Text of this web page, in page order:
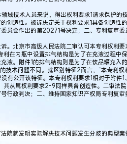
域技术人员来说，得出权利要求1请求保护的
创造性。被诉决定关于权利要求1具备创造性
员会作出的第20271号决定；二、专利复审委
。北京市高级人民法院二审认可本专利权利
利在内瓶中设置排气结构是为了在充液过程中
液。附件1的排气结构则是为了在饮品罐充入
技术问题不同。就区别特征2而言，“本专利
有公开该特征。本专利权利要求1相对于附件
其从属权利要求2-9同样具备创造性。二审法
行政判决；二、维持国家知识产权局专利复
院就发明实际解决技术问题发生分歧的典型案